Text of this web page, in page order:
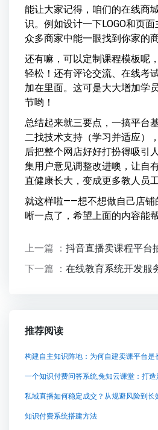
能让大家记得，咱们的在线商
识。例如设计一下LOGO和页
众多商家中能一眼找到你家的商
还有嘛，可以定制课程模板呢
轻松！还有评论交流、在线考
加在里面。这可是大大增加学
节哟！
总结起来就三要点，一搞平台
二找技术支持（学习并适应）
后把整个网店好好打扮得吸引
集用户意见调整改进噢，让自
直健康长大，变成更多教人员
就这样啦——想不想做自己店铺
晰一点了，希望上面的内容能
上一篇 ： 抖音直播卖课程平台
下一篇 ： 在线教育系统开发服
推荐阅读
构建自主知识阵地：为何自建卖课平台是
一个知识付费问答系统,兔知云课堂：打
私域直播如何稳定成交？从规避风险到长
知识付费系统搭建方法